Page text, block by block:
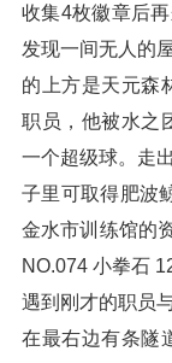
收集4枚徽章后
发现一间无人的
的上方是天元森
职员，他被水之
一个超级球。走
子里可取得肥波
金水市训练馆的
NO.074 小拳石
遇到刚才的职员
在最右边有条隧